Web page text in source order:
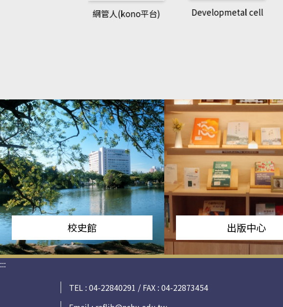
網管人(kono平台) Developmetal cell
校史館 出版中心
:::
TEL : 04-22840291 / FAX : 04-22873454